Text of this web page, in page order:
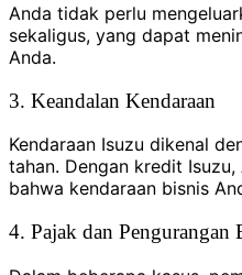
Anda tidak perlu
sekaligus, yang dapat
Anda.
3. Keandalan Kendaraan
Kendaraan Isuzu dikenal
tahan. Dengan kredit
bahwa kendaraan bisnis
4. Pajak dan Pengurangan